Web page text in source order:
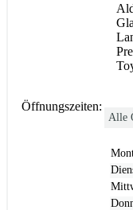
Öffnungszeiten:
Alle